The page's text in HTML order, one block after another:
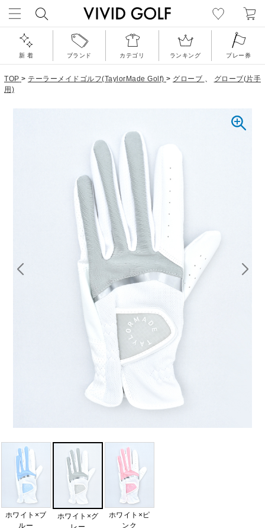
新 着 ブランド カテゴリ ランキング プレー券
TOP > テーラーメイドゴルフ(TaylorMade Golf) > グローブ 、
グローブ(片手
用)
ホワイト×ブ
ルー
ホワイト×グ
ホワイト×ピ
ンク